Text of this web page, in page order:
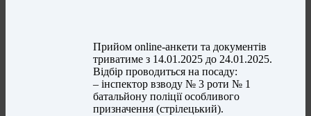
Прийом оnline-анкети та документів
триватиме з 14.01.2025 до 24.01.2025.
Відбір проводиться на посаду:
– інспектор взводу № 3 роти № 1
батальйону поліції особливого
призначення (стрілецький).